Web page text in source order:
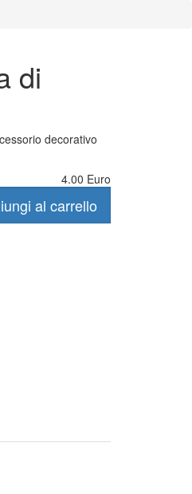
di
decorativo
4.00 Euro
al carrello